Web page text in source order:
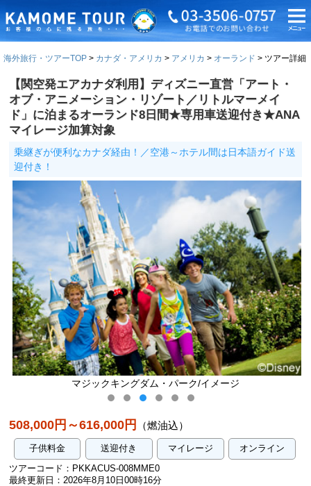
海外旅行・ツアーTOP カナダ・アメリカ アメリカ オーランド ツアー詳細
【関空発エアカナダ利用】ディズニー直営「アート・
オブ・アニメーション・リゾート／リトルマーメイ
ド」に泊まるオーランド8日間★専用車送迎付き★ANA
マイレージ加算対象
乗継ぎが便利なカナダ経由！／空港～ホテル間は日本語ガイド送
迎付き！
ム・パーク/イメージ ディズニー・ハリウ
508,000円～616,000円 （燃油込）
子供料金 送迎付き マイレージ
オンライン
ツアーコード：PKKACUS-008MME0
最終更新日：2026年8月10日00時16分